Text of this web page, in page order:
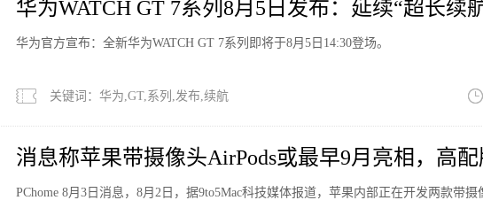
华为WATCH GT 7系列8月5日发布：延续“超长续
派”定位
华为官方宣布：全新华为WATCH GT 7系列即将于8月5日14:30登场。
关键词：华为,GT,系列,发布,续航
消息称苹果带摄像头AirPods或最早9月亮相，高
2027年
PChome 8月3日消息，8月2日，据9to5Mac科技媒体报道，苹果内部正在开发两款带摄